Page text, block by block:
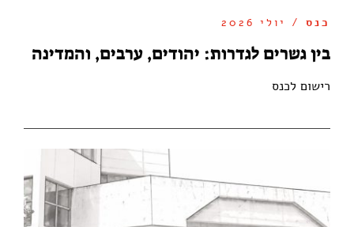
כנס / יולי 2026
בין גשרים לגדרות: יהודים, ערבים, והמדינה
רישום לכנס